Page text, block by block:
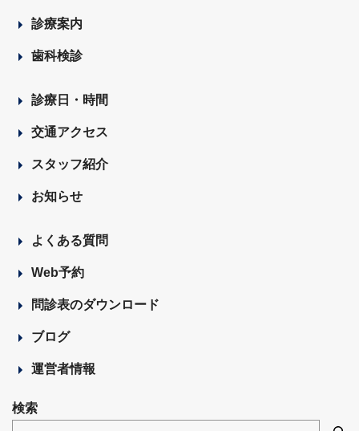
診療案内
歯科検診
診療日・時間
交通アクセス
スタッフ紹介
お知らせ
よくある質問
Web予約
問診表のダウンロード
ブログ
運営者情報
検索